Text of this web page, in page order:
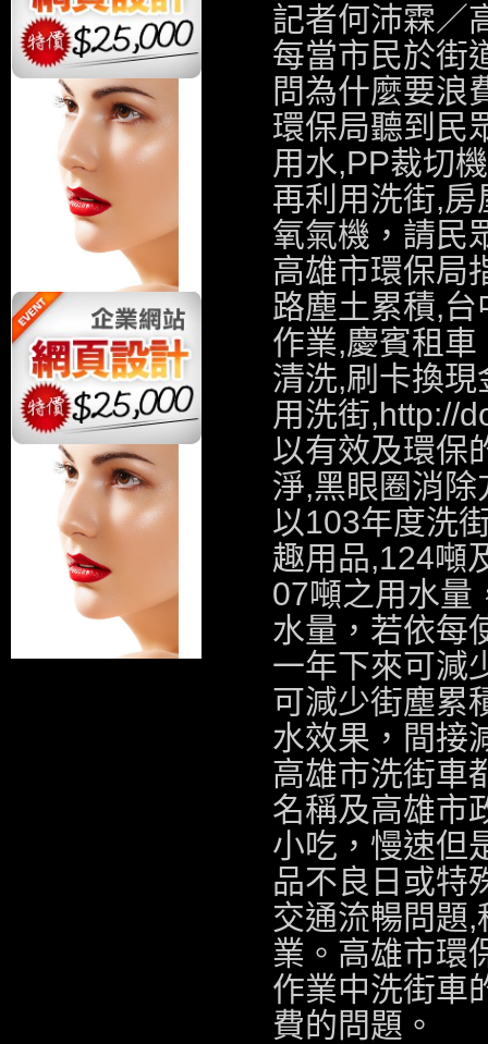
記者何沛霖／
每當市民於街
問為什麼要浪
環保局聽到民
用水,PP裁切機
再利用洗街,房
氧氣機 ，請民
高雄市環保局
路塵土累積,台
作業,慶賓租車
清洗,刷卡換現
用洗街,http://
以有效及環保
淨,黑眼圈消除
以103年度洗
趣用品,124噸
07噸之用水量
水量，若依每
一年下來可減
可減少街塵累
水效果，間接
高雄市洗街車
名稱及高雄市
小吃 ，慢速但
品不良日或特
交通流暢問題,
業。高雄市環
作業中洗街車
費的問題。